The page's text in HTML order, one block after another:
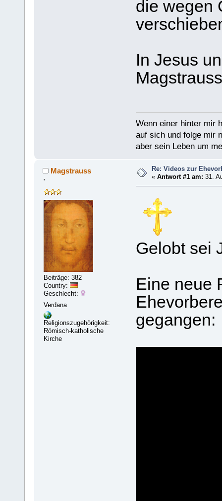
die wegen
In Jesus
Magstrauss
Wenn einer hinter mir
auf sich und folge mir
aber sein Leben um
Magstrauss
'
Beiträge: 382
Country:
Geschlecht:
Verdana
Religionszugehörigkeit:
Römisch-katholische
Kirche
Re: Videos zur
«Antwort #1 am: 31.
Gelobt sei
Eine neue
gegangen: